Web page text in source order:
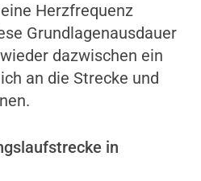
Herzfrequenz
Grundlagenausdauer
dazwischen ein
an die Strecke und
in